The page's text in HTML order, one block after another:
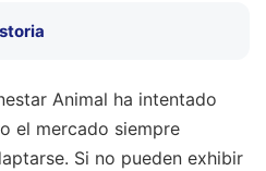
Animal ha intentado
el mercado siempre
Si no pueden exhibir